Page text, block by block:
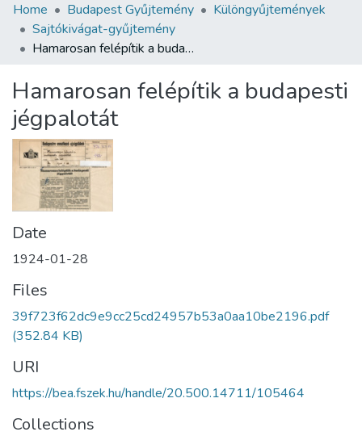
Communities & Collections
All of DSpace
About us
Home Budapest Gyűjtemény
Különgyűjtemények
Sajtókivágat-gyűjtemény
Hamarosan felépítik a budapesti jégpalotát
Hamarosan felépítik a budapesti
jégpalotát
Date
1924-01-28
Files
39f723f62dc9e9cc25cd24957b53a0aa10be2196.pdf
(352.84 KB)
URI
https://bea.fszek.hu/handle/20.500.14711/105464
Collections